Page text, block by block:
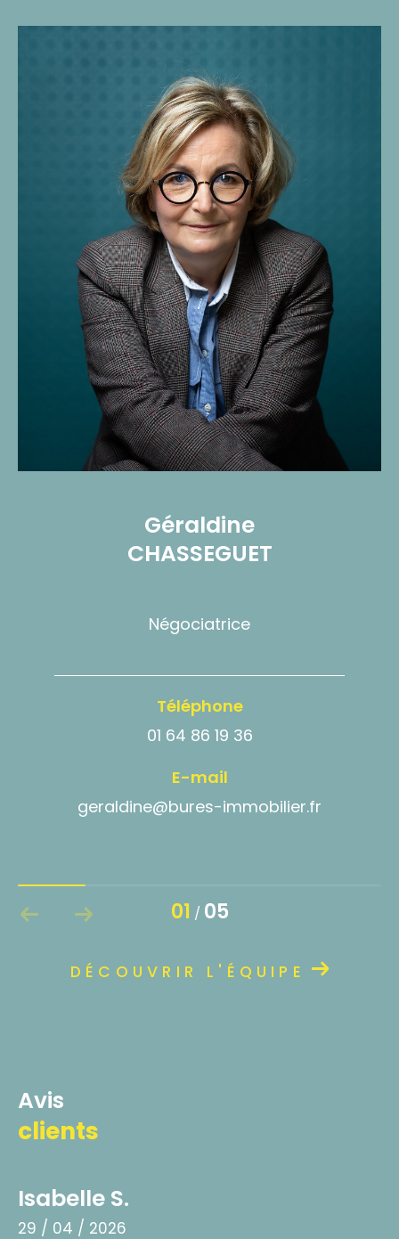
Géraldine
CHASSEGUET
Négociatrice
Téléphone
01 64 86 19 36
E-mail
geraldine@bures-immobilier.fr
01 / 05
DÉCOUVRIR L'ÉQUIPE
avis
clients
Isabelle S.
29 / 04 / 2026